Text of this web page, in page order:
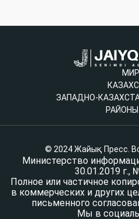
МИР
ЗАПАДНО-
© 2024 Жайық Пресс.
Министерство
30.01.2019 г.,
Полное или частичное
в коммерческих и других
письменного
Мы в